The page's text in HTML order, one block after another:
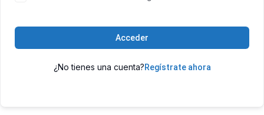
Acceder
¿No tienes una cuenta?Regístrate ahora